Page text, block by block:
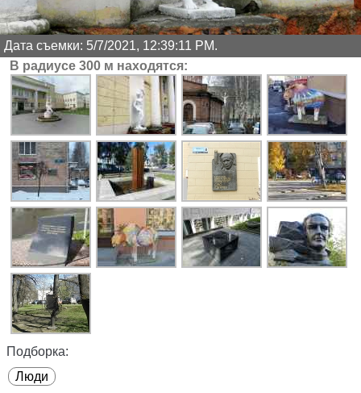
Дата съемки: 5/7/2021, 12:39:11 PM.
В радиусе 300 м находятся:
Подборка:
Люди